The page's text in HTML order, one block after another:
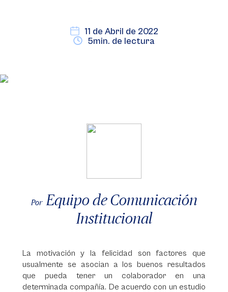
11 de Abril de 2022
5min. de lectura
Por Equipo de Comunicación
Institucional
La motivación y la felicidad son factores que
usualmente se asocian a los buenos resultados
que pueda tener un colaborador en una
determinada compañía. De acuerdo con un estudio